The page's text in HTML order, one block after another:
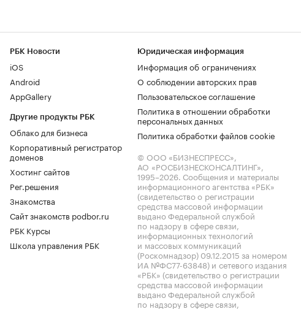
РБК Новости
iOS
Android
AppGallery
Другие продукты РБК
Облако для бизнеса
Корпоративный регистратор
доменов
Хостинг сайтов
Рег.решения
Знакомства
Сайт знакомств podbor.ru
РБК Курсы
Школа управления РБК
Юридическая информация
Информация об ограничениях
О соблюдении авторских прав
Пользовательское соглашение
Политика в отношении обработки
персональных данных
Политика обработки файлов cookie
© ООО «БИЗНЕСПРЕСС»,
АО «РОСБИЗНЕСКОНСАЛТИНГ»,
1995–2026. Сообщения и материалы
информационного агентства «РБК»
(свидетельство о регистрации
средства массовой информации
выдано Федеральной службой
по надзору в сфере связи,
информационных технологий
и массовых коммуникаций
(Роскомнадзор) 09.12.2015 за номером
ИА №ФС77-63848) и сетевого издания
«РБК» (свидетельство о регистрации
средства массовой информации
выдано Федеральной службой
по надзору в сфере связи,